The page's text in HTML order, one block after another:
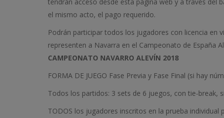
el mismo acto, el pago requerido.
Podrán participar todos los jugadores con licencia en
representen a Navarra en el Campeonato de España
CAMPEONATO NAVARRO ALEVÍN 2018
FORMA DE JUEGO Fase Previa y Fase Final (si hay
Todos los partidos: 3 sets de 6 juegos, con tie-break,
TODOS los jugadores inscritos en la prueba